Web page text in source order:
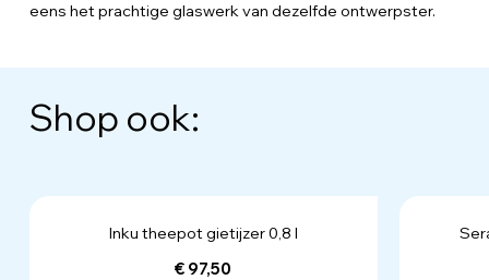
eens het prachtige glaswerk van dezelfde ontwerpster.
Shop ook:
Inku theepot gietijzer 0,8 l
€ 97,50